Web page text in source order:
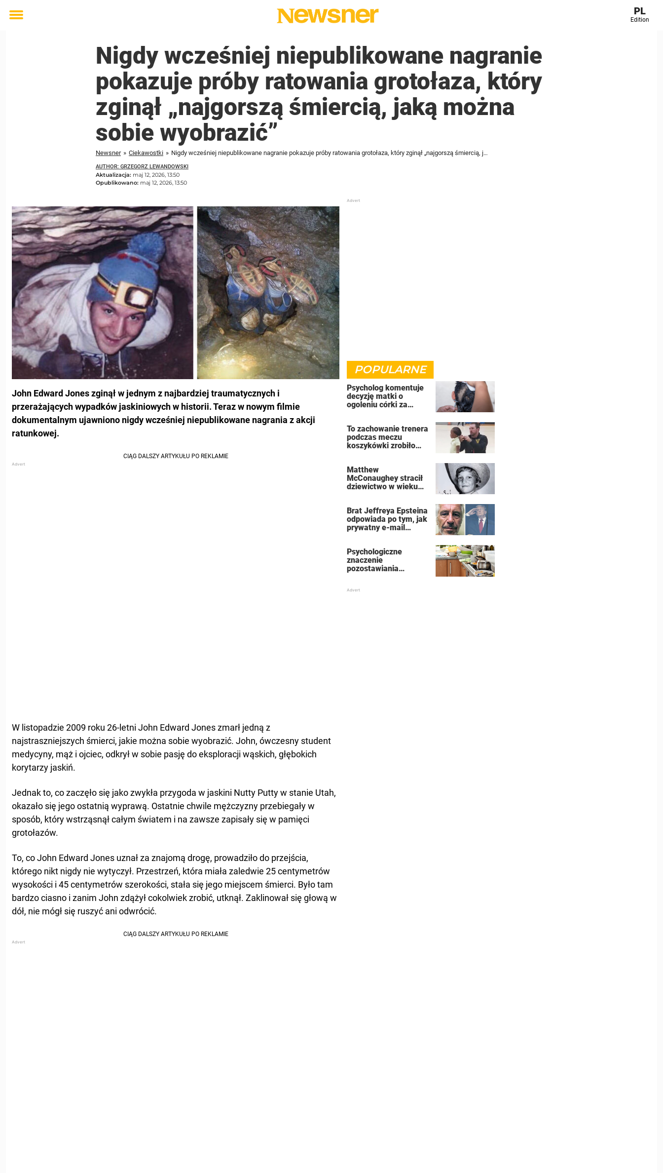
Toggle
PL
Edition
Nigdy wcześniej niepublikowane nagranie
pokazuje próby ratowania grotołaza, który
zginął „najgorszą śmiercią, jaką można
sobie wyobrazić”
Newsner » Ciekawostki » Nigdy wcześniej niepublikowane nagranie pokazuje próby ratowania grotołaza, który zginął „najgorszą śmiercią, jaką można sobie wyobrazić”
AUTHOR: GRZEGORZ LEWANDOWSKI
Aktualizacja: maj 12, 2026, 13:50
Opublikowano: maj 12, 2026, 13:50
John Edward Jones zginął w jednym z najbardziej traumatycznych i
przerażających wypadków jaskiniowych w historii. Teraz w nowym filmie
dokumentalnym ujawniono nigdy wcześniej niepublikowane nagrania z akcji
ratunkowej.
W listopadzie 2009 roku 26-letni John Edward Jones zmarł jedną z
najstraszniejszych śmierci, jakie można sobie wyobrazić. John, ówczesny student
medycyny, mąż i ojciec, odkrył w sobie pasję do eksploracji wąskich, głębokich
korytarzy jaskiń.
Jednak to, co zaczęło się jako zwykła przygoda w jaskini Nutty Putty w stanie Utah,
okazało się jego ostatnią wyprawą. Ostatnie chwile mężczyzny przebiegały w
sposób, który wstrząsnął całym światem i na zawsze zapisały się w pamięci
grotołazów.
To, co John Edward Jones uznał za znajomą drogę, prowadziło do przejścia,
którego nikt nigdy nie wytyczył. Przestrzeń, która miała zaledwie 25 centymetrów
wysokości i 45 centymetrów szerokości, stała się jego miejscem śmierci. Było tam
bardzo ciasno i zanim John zdążył cokolwiek zrobić, utknął. Zaklinował się głową w
dół, nie mógł się ruszyć ani odwrócić.
POPULARNE
Psycholog komentuje
decyzję matki o
ogoleniu córki za
To zachowanie trenera
podczas meczu
koszykówki zrobiło
Matthew
McConaughey stracił
dziewictwo w wieku
Brat Jeffreya Epsteina
odpowiada po tym, jak
prywatny e-mail
Trumpa
Psychologiczne
znaczenie
pozostawiania
się gromadzić